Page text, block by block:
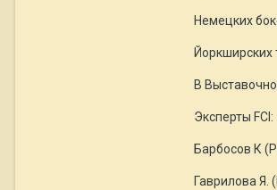
Немецких
Йоркширских
В
Эксперты FCI:
Барбосов К
Гаврилова Я.